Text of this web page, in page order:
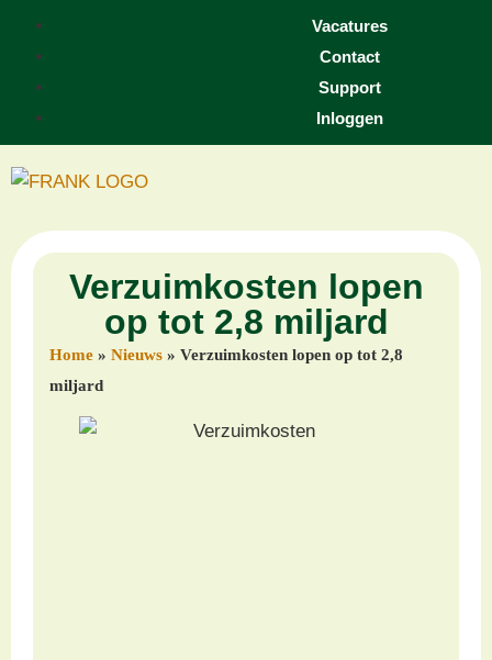
Vacatures
Contact
Support
Inloggen
Verzuimkosten lopen
op tot 2,8 miljard
Home » Nieuws » Verzuimkosten lopen op tot 2,8
miljard